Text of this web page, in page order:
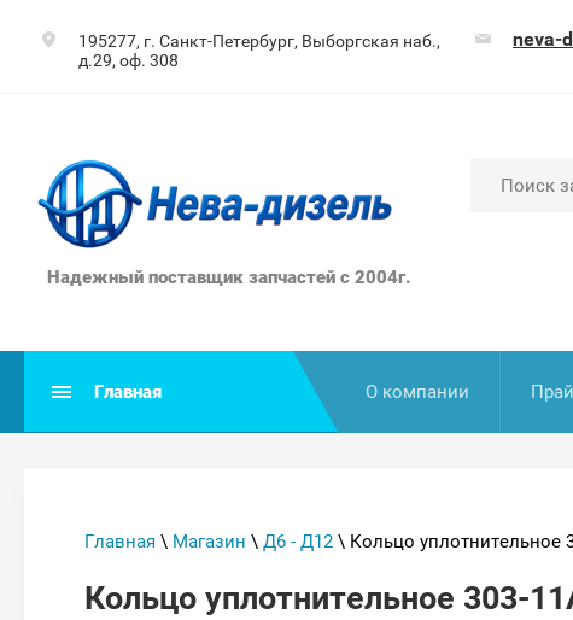
195277, г. Санкт-Петербург, Выборгская наб.,
д.29, оф. 308
neva-
Надежный поставщик запчастей с 2004г.
Главная О компании
Главная \ Магазин \ Д6 - Д12 \ Кольцо уплотнительное
Кольцо уплотнительное 303-